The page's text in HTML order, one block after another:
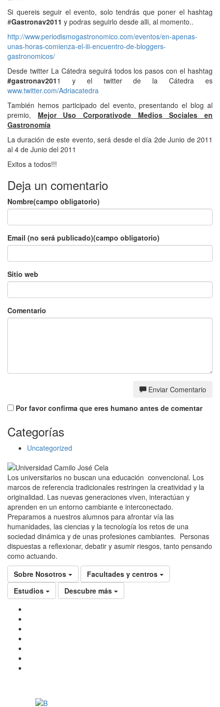
Si quereis seguir el evento, solo tendrás que poner el hashtag
#Gastronav2011 y podras seguirlo desde alli, al momento..
http://www.periodismogastronomico.com/eventos/en-apenas-
unas-horas-comienza-el-iii-encuentro-de-bloggers-
gastronomicos/
Desde twitter La Cátedra seguirá todos los pasos con el hashtag
#gastronav2011 y el twitter de la Cátedra es
www.twitter.com/Adriacatedra
También hemos participado del evento, presentando el blog al
premio, Mejor Uso Corporativode Medios Sociales en
Gastronomía
La duración de este evento, será desde el día 2de Junio de 2011
al 4 de Junio del 2011
Exitos a todos!!!
Deja un comentario
Nombre(campo obligatorio)
Email (no será publicado)(campo obligatorio)
Sitio web
Comentario
Enviar Comentario
Por favor confirma que eres humano antes de comentar
Categorías
Uncategorized
Los universitarios no buscan una educación convencional. Los
marcos de referencia tradicionales restringen la creatividad y la
originalidad. Las nuevas generaciones viven, interactúan y
aprenden en un entorno cambiante e interconectado.
Preparamos a nuestros alumnos para afrontar vía las
humanidades, las ciencias y la tecnología los retos de una
sociedad dinámica y de unas profesiones cambiantes. Personas
dispuestas a reflexionar, debatir y asumir riesgos, tanto pensando
como actuando.
Sobre Nosotros
Facultades y centros
Estudios
Descubre más